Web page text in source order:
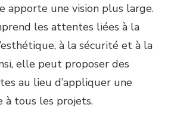
apporte une vision plus large.
les attentes liées à la
à la sécurité et à la
elle peut proposer des
au lieu d’appliquer une
à tous les projets.